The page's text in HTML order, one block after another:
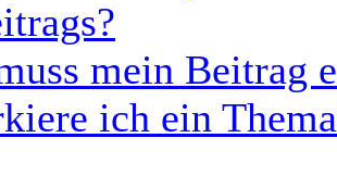
mein Beitrag
ich ein